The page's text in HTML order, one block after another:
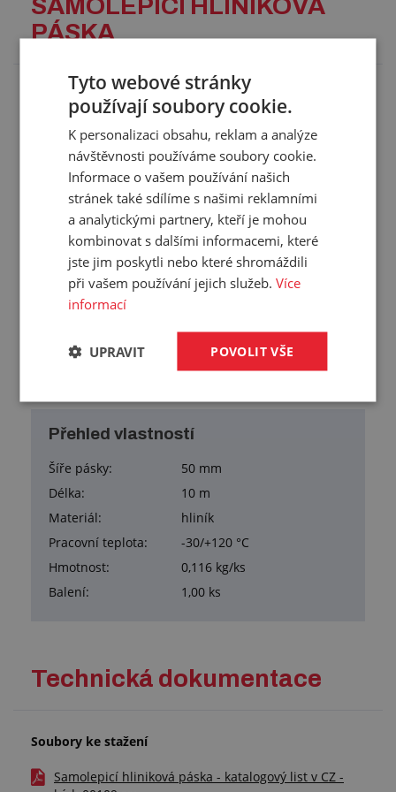
SAMOLEPICÍ HLINÍKOVÁ
PÁSKA
Hliníková samolepicí páska určená pro těsnění
vzduchovodů, vhodná pro vnitřní i venkovní použití.
Použití:
určena pro krytí, opravy, izolování a utěsnění
ventilačních a klimatizačních systémů
stříbrný povrch pásky slouží i jako odrazová vrstva
světelné a tepelné energie
Technické parametry:
materiál: hliníková fólie s akrylátovou lepivou vrstvou
tloušťka: 0,026 mm
pracovní tlak: 1 000 Pa
teplotní odolnost pásky: -30 °C/+120 °C
montážní teplota: +5 °C/+ 40 °C
Přehled vlastností
Šíře pásky:
50 mm
Délka:
10 m
Materiál:
hliník
Pracovní teplota:
-30/+120 °C
Hmotnost:
0,116 kg/ks
Balení:
1,00 ks
Technická dokumentace
Soubory ke stažení
Samolepicí hliniková páska - katalogový list v CZ -
Tyto webové stránky
používají soubory cookie.
K personalizaci obsahu, reklam a analýze
návštěvnosti používáme soubory cookie.
Informace o vašem používání našich
stránek také sdílíme s našimi reklamními
a analytickými partnery, kteří je mohou
kombinovat s dalšími informacemi, které
jste jim poskytli nebo které shromáždili
při vašem používání jejich služeb.Více
informací
POVOLIT VŠE
UPRAVIT